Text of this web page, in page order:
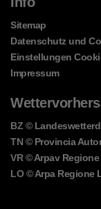
Sitemap
Datenschutz und
Einstellungen
Impressum
BZ ©
TN © Provincia
VR © Arpav Regione
LO © Arpa Regione